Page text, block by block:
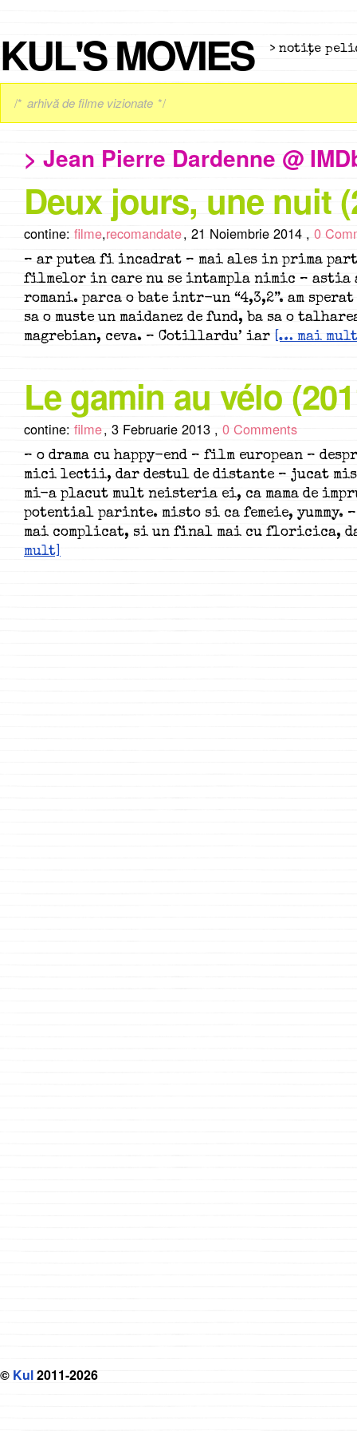
KUL'S MOVIES > notiţe
/* arhivă de filme vizionate */
> Jean Pierre Dardenne @
Deux jours, une nuit
contine: filme,recomandate, 21 Noiembrie 2014 , 0
– ar putea fi incadrat – mai ales in prima
filmelor in care nu se intampla nimic – astia
romani. parca o bate intr-un “4,3,2”. am
sa o muste un maidanez de fund, ba sa o
magrebian, ceva. – Cotillardu’ iar [… mai
Le gamin au vélo
contine: filme, 3 Februarie 2013 , 0 Comments
– o drama cu happy-end – film european –
mici lectii, dar destul de distante – jucat
mi-a placut mult neisteria ei, ca mama de
potential parinte. misto si ca femeie, yummy.
mai complicat, si un final mai cu floricica,
mult]
© Kul2011-2026